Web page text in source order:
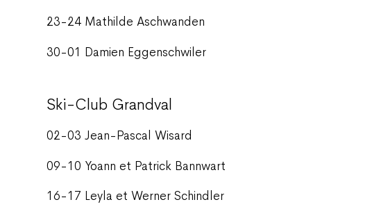
23-24 Mathilde Aschwanden
30-01 Damien Eggenschwiler
Ski-Club Grandval
02-03 Jean-Pascal Wisard
09-10 Yoann et Patrick Bannwart
16-17 Leyla et Werner Schindler